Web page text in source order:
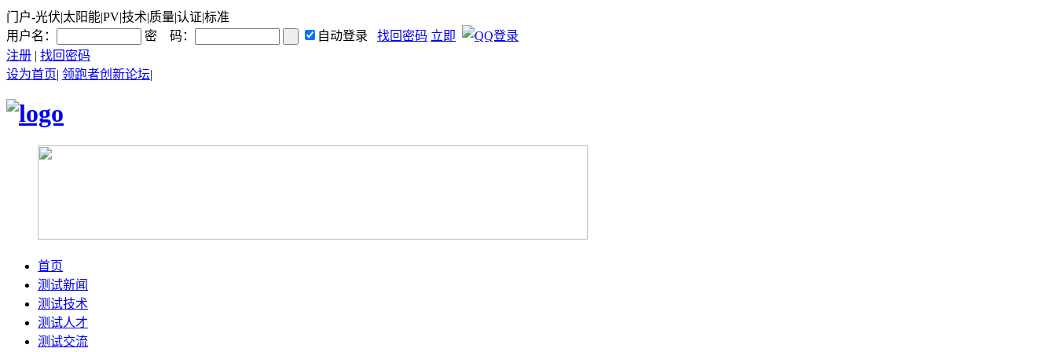
门户-光伏|太阳能|PV|技术|质量|认证|标准
用户名：
密 码： 自动登录 找回密码 立即
注册 | 找回密码
设为首页| 领跑者创新论坛|
首页
测试新闻
测试技术
测试人才
测试交流